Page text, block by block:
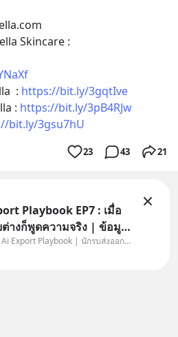
: https://bit.ly/3gqtIve
: https://bit.ly/3pB4RJw
bit.ly/3gsu7hU
23 43 21
Playbook EP7 : เมื่อ
งก็พูดความจริง | ข้อมูล
าเลือกมอง
บูสต์โดย Ai Export Playbook | นักรบส่งออกยุค AI